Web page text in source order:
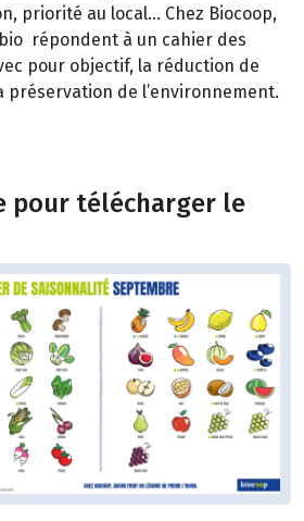
priorité au local… Chez Biocoop,
répondent à un cahier des
pour objectif, la réduction de
préservation de l’environnement.
pour télécharger le